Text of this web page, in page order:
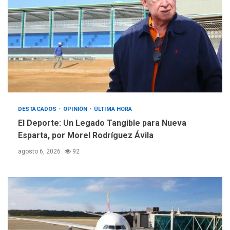
5
REGIONALES ÚLTIMA HORA
Instituciones estadales se
suman al Plan Agosto de
Escuelas Abiertas 2026
DESTACADOS OPINIÓN ÚLTIMA HORA
El Deporte: Un Legado Tangible para Nueva
Esparta, por Morel Rodríguez Ávila
agosto 6, 2026 92